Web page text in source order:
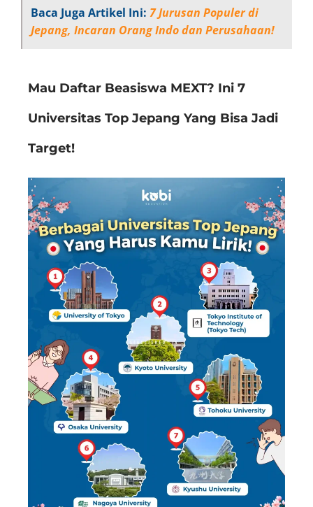
Baca Juga Artikel Ini: 7 Jurusan Populer di
Jepang, Incaran Orang Indo dan Perusahaan!
Mau Daftar Beasiswa MEXT? Ini 7
Universitas Top Jepang Yang Bisa Jadi
Target!